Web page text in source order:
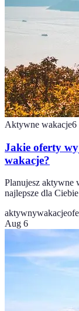
Aktywne wakacje6
Jakie oferty
wakacje?
Planujesz aktywne
najlepsze dla
aktywnywakacje
Aug 6